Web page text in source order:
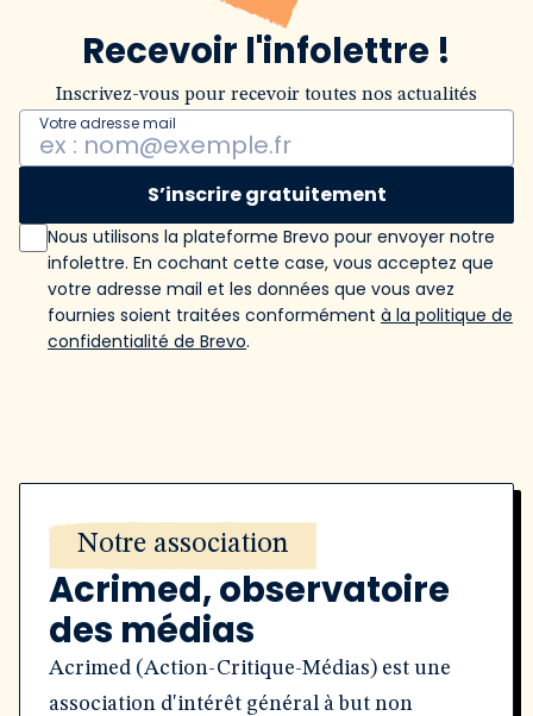
Recevoir l'infolettre !
Inscrivez-vous pour recevoir toutes nos actualités
Votre adresse mail
S’inscrire gratuitement
Nous utilisons la plateforme Brevo pour envoyer notre
infolettre. En cochant cette case, vous acceptez que
votre adresse mail et les données que vous avez
fournies soient traitées conformément à la politique de
confidentialité de Brevo.
Notre association
Acrimed, observatoire
des médias
Acrimed (Action-Critique-Médias) est une
association d'intérêt général à but non